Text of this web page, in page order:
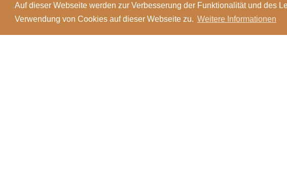
Auf dieser Webseite werden zur Verbesserung der Funktionalität und des
Verwendung von Cookies auf dieser Webseite zu. Weitere Informationen